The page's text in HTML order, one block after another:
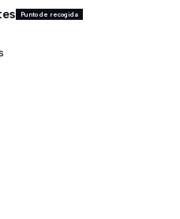
de consumir.
Punto de recogida